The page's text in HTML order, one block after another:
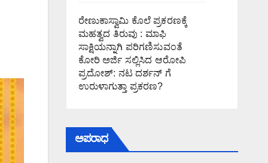
ರೇಣುಕಾಸ್ವಾಮಿ ಕೊಲೆ ಪ್ರಕರಣಕ್ಕೆ
ಮಹತ್ವದ ತಿರುವು : ಮಾಫಿ
ಸಾಕ್ಷಿಯನ್ನಾಗಿ ಪರಿಗಣಿಸುವಂತೆ
ಕೋರಿ ಅರ್ಜಿ ಸಲ್ಲಿಸಿದ ಆರೋಪಿ
ಪ್ರದೋಶ್: ನಟ ದರ್ಶನ್ ಗೆ
ಉರುಳಾಗುತ್ತಾ ಪ್ರಕರಣ?
ಅಪರಾಧ